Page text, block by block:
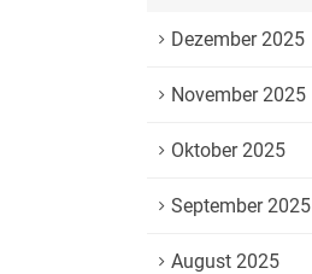
Dezember 2025
November 2025
Oktober 2025
September 2025
August 2025